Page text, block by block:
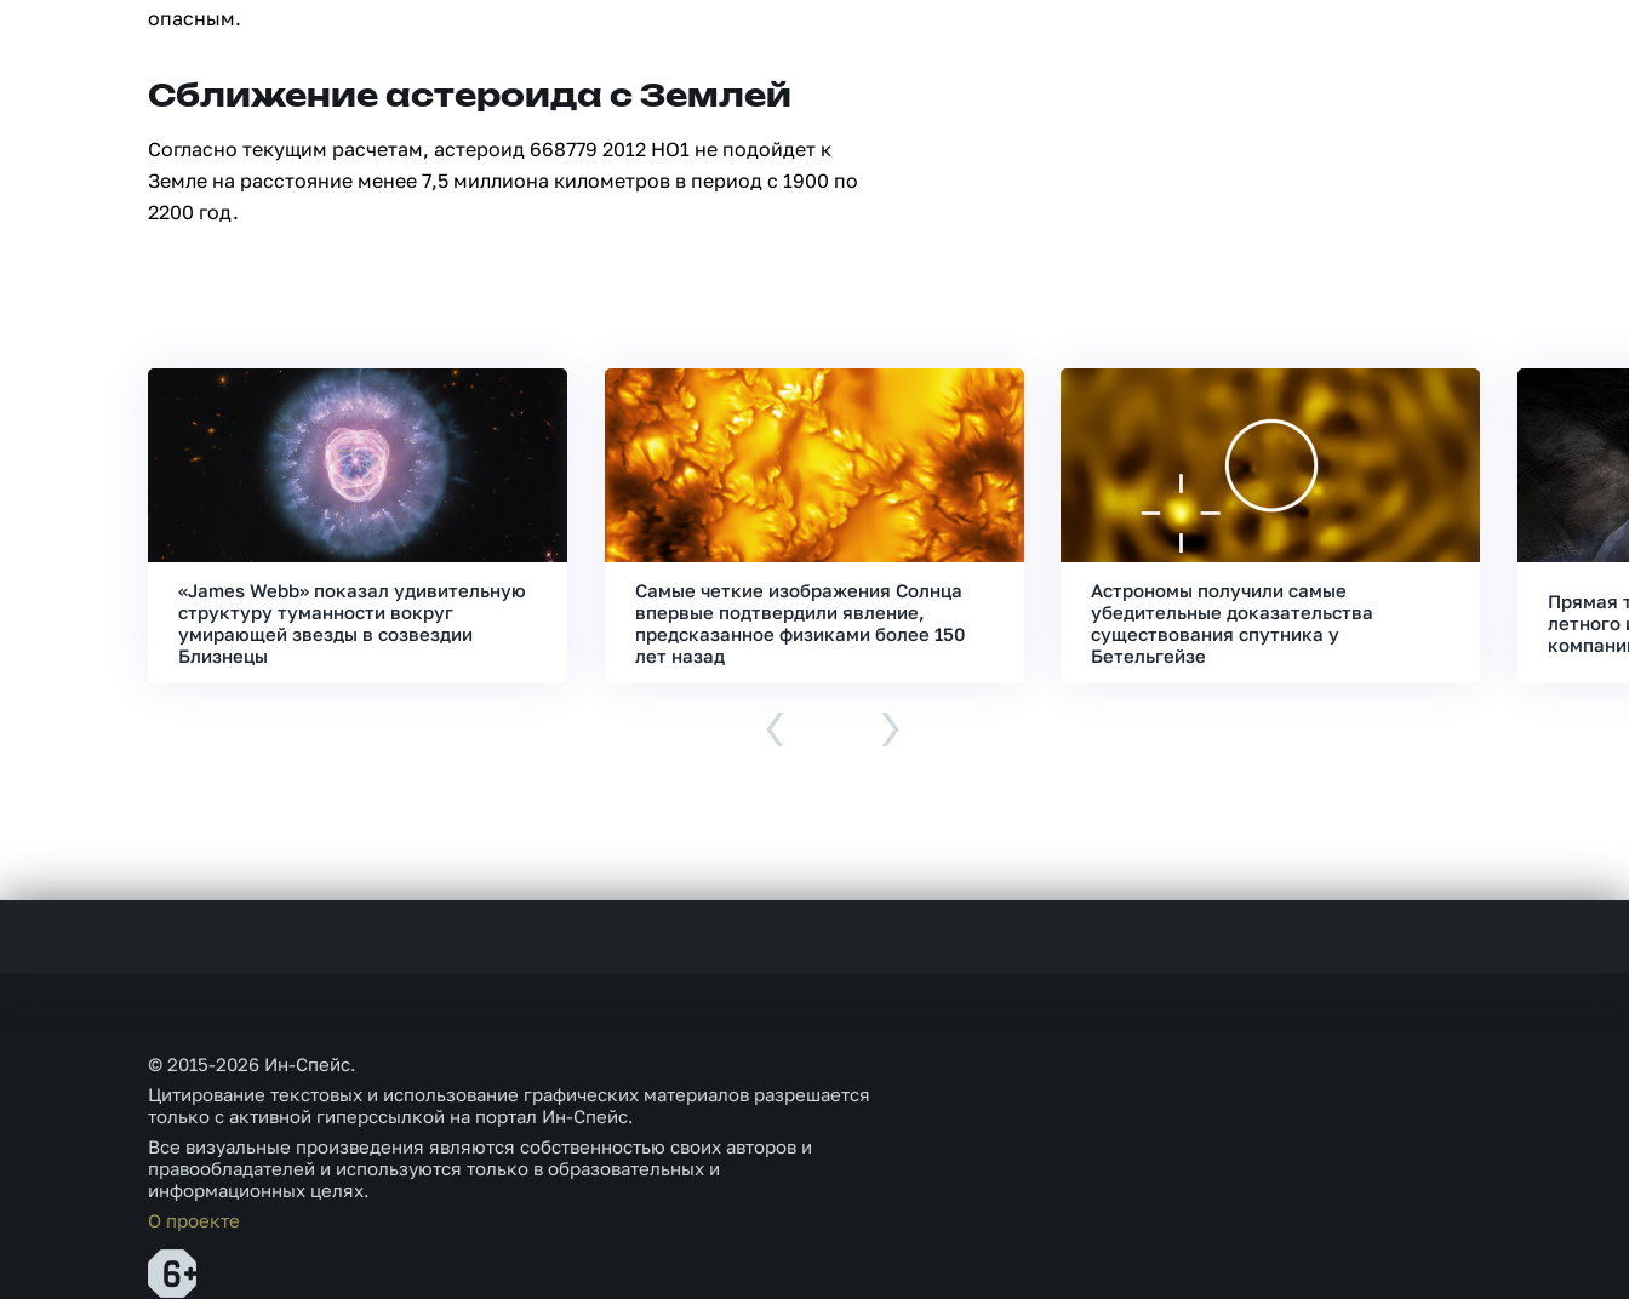
опасным.
Сближение астероида с Землей
Согласно текущим расчетам, астероид 668779 2012 HO1 не подойдет к
Земле на расстояние менее 7,5 миллиона километров в период с 1900 по
2200 год.
«James Webb» показал удивительную
структуру туманности вокруг
умирающей звезды в созвездии
Близнецы
Самые четкие изображения Солнца
впервые подтвердили явление,
предсказанное физиками более 150
лет назад
Астрономы получили самые
убедительные доказательства
существования спутника у
Бетельгейзе
Прямая
летного
‹ ›
© 2015-2026 Ин-Спейс.
Цитирование текстовых и использование графических материалов разрешается
только с активной гиперссылкой на портал Ин-Спейс.
Все визуальные произведения являются собственностью своих авторов и
правообладателей и используются только в образовательных и
информационных целях.
О проекте